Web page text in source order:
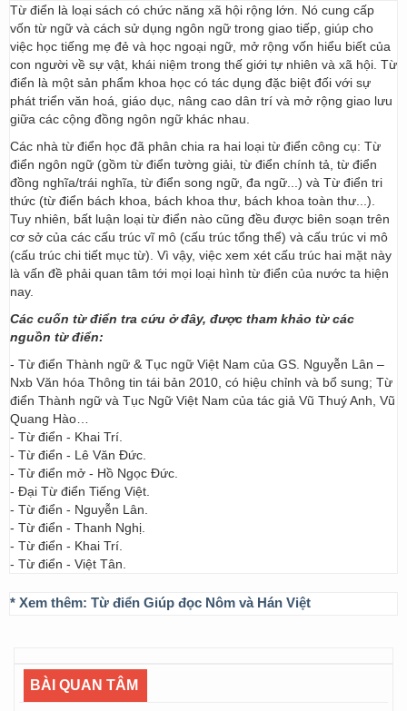
Từ điển là loại sách có chức năng xã hội rộng lớn. Nó cung cấp
vốn từ ngữ và cách sử dụng ngôn ngữ trong giao tiếp, giúp cho
việc học tiếng mẹ đẻ và học ngoại ngữ, mở rộng vốn hiểu biết của
con người về sự vật, khái niệm trong thế giới tự nhiên và xã hội. Từ
điển là một sản phẩm khoa học có tác dụng đặc biệt đối với sự
phát triển văn hoá, giáo dục, nâng cao dân trí và mở rộng giao lưu
giữa các cộng đồng ngôn ngữ khác nhau.
Các nhà từ điển học đã phân chia ra hai loại từ điển công cụ: Từ
điển ngôn ngữ (gồm từ điển tường giải, từ điển chính tả, từ điển
đồng nghĩa/trái nghĩa, từ điển song ngữ, đa ngữ...) và Từ điển tri
thức (từ điển bách khoa, bách khoa thư, bách khoa toàn thư...).
Tuy nhiên, bất luận loại từ điển nào cũng đều được biên soạn trên
cơ sở của các cấu trúc vĩ mô (cấu trúc tổng thể) và cấu trúc vi mô
(cấu trúc chi tiết mục từ). Vì vậy, việc xem xét cấu trúc hai mặt này
là vấn đề phải quan tâm tới mọi loại hình từ điển của nước ta hiện
nay.
Các cuốn từ điển tra cứu ở đây, được tham khảo từ các
nguồn từ điển:
- Từ điển Thành ngữ & Tục ngữ Việt Nam của GS. Nguyễn Lân –
Nxb Văn hóa Thông tin tái bản 2010, có hiệu chỉnh và bổ sung; Từ
điển Thành ngữ và Tục Ngữ Việt Nam của tác giả Vũ Thuý Anh, Vũ
Quang Hào…
- Từ điển - Khai Trí.
- Từ điển - Lê Văn Đức.
- Từ điển mở - Hồ Ngọc Đức.
- Đại Từ điển Tiếng Việt.
- Từ điển - Nguyễn Lân.
- Từ điển - Thanh Nghị.
- Từ điển - Khai Trí.
- Từ điển - Việt Tân.
* Xem thêm: Từ điển Giúp đọc Nôm và Hán Việt
BÀI QUAN TÂM